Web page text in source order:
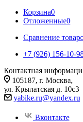
Корзина0
Отложенные0
Сравнение
+7 (926) 156-10-
Контактная
105187, г. Москва,
ул. Крылатская д. 10с3
yabike.ru@yandex.ru
Вконтакте